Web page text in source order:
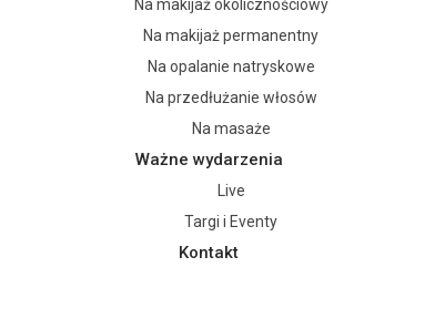
Na makijaż okolicznościowy
Na makijaż permanentny
Na opalanie natryskowe
Na przedłużanie włosów
Na masaże
Ważne wydarzenia
Live
Targi i Eventy
Kontakt